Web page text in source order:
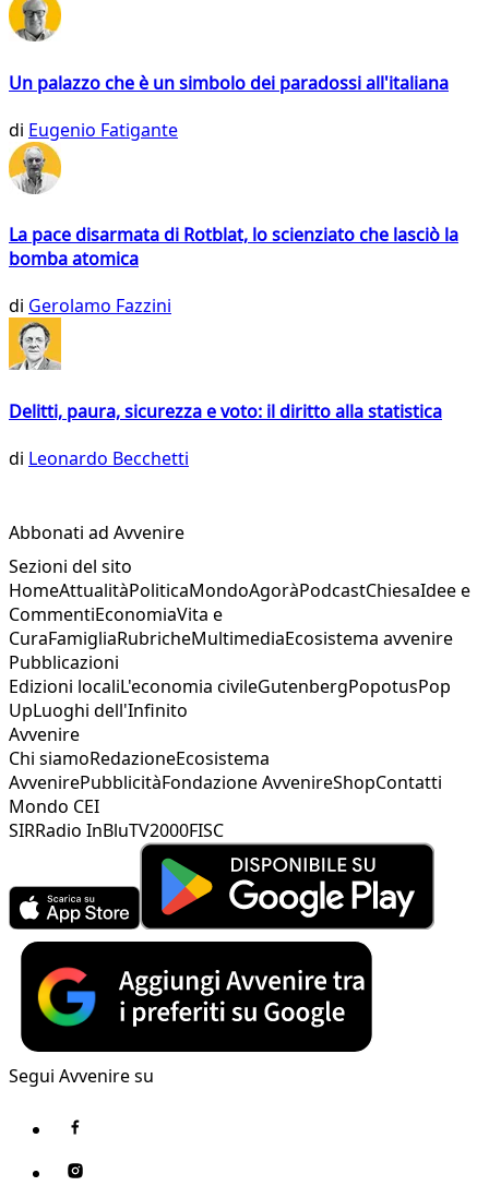
Un palazzo che è un simbolo dei paradossi all'italiana
di Eugenio Fatigante
La pace disarmata di Rotblat, lo scienziato che lasciò la
bomba atomica
di Gerolamo Fazzini
Delitti, paura, sicurezza e voto: il diritto alla statistica
di Leonardo Becchetti
Abbonati ad Avvenire
Sezioni del sito
HomeAttualitàPoliticaMondoAgoràPodcastChiesaIdee e
CommentiEconomiaVita e
CuraFamigliaRubricheMultimediaEcosistema avvenire
Pubblicazioni
Edizioni localiL'economia civileGutenbergPopotusPop
UpLuoghi dell'Infinito
Avvenire
Chi siamoRedazioneEcosistema
AvvenirePubblicitàFondazione AvvenireShopContatti
Mondo CEI
SIRRadio InBluTV2000FISC
Segui Avvenire su